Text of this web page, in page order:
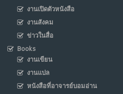
งานเปิดตัวหนังสือ
งานสังคม
ข่าวในสื่อ
Books
งานเขียน
งานแปล
หนังสือที่อาจารย์บอมอ่าน